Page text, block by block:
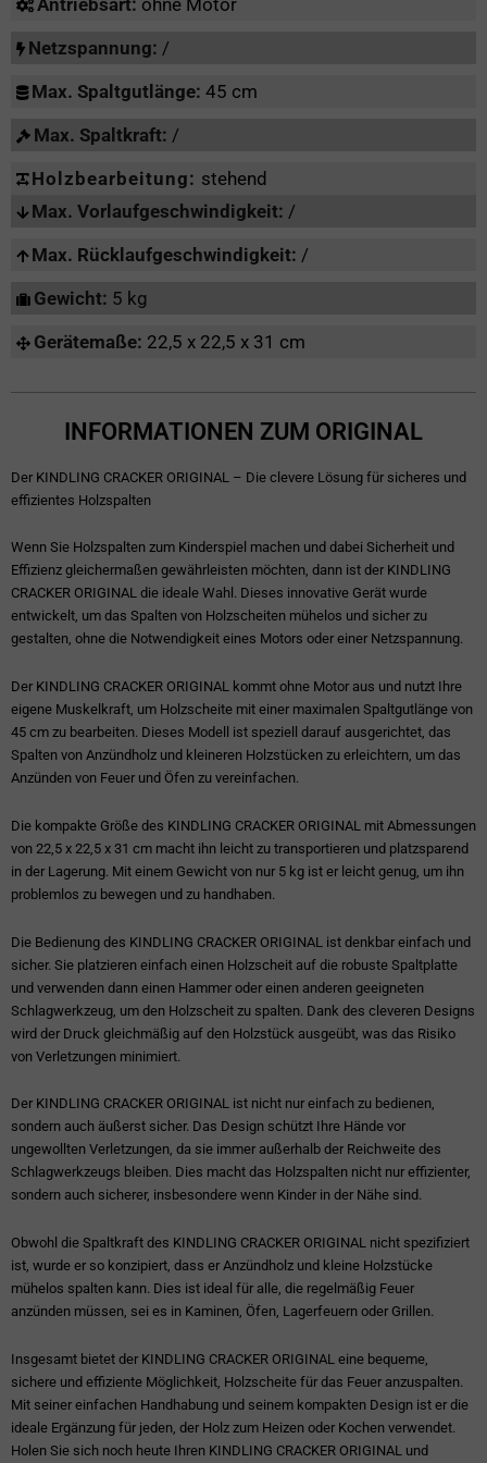
Netzspannung: /
Max. Spaltgutlänge: 45 cm
Max. Spaltkraft: /
Holzbearbeitung: stehend
Max. Vorlaufgeschwindigkeit: /
Max. Rücklaufgeschwindigkeit: /
Gewicht: 5 kg
Gerätemaße: 22,5 x 22,5 x 31 cm
INFORMATIONEN ZUM ORIGINAL
Der KINDLING CRACKER ORIGINAL – Die clevere Lösung für sicheres und
effizientes Holzspalten
Wenn Sie Holzspalten zum Kinderspiel machen und dabei Sicherheit und
Effizienz gleichermaßen gewährleisten möchten, dann ist der KINDLING
CRACKER ORIGINAL die ideale Wahl. Dieses innovative Gerät wurde
entwickelt, um das Spalten von Holzscheiten mühelos und sicher zu
gestalten, ohne die Notwendigkeit eines Motors oder einer Netzspannung.
Der KINDLING CRACKER ORIGINAL kommt ohne Motor aus und nutzt Ihre
eigene Muskelkraft, um Holzscheite mit einer maximalen Spaltgutlänge von
45 cm zu bearbeiten. Dieses Modell ist speziell darauf ausgerichtet, das
Spalten von Anzündholz und kleineren Holzstücken zu erleichtern, um das
Anzünden von Feuer und Öfen zu vereinfachen.
Die kompakte Größe des KINDLING CRACKER ORIGINAL mit Abmessungen
von 22,5 x 22,5 x 31 cm macht ihn leicht zu transportieren und platzsparend
in der Lagerung. Mit einem Gewicht von nur 5 kg ist er leicht genug, um ihn
problemlos zu bewegen und zu handhaben.
Die Bedienung des KINDLING CRACKER ORIGINAL ist denkbar einfach und
sicher. Sie platzieren einfach einen Holzscheit auf die robuste Spaltplatte
und verwenden dann einen Hammer oder einen anderen geeigneten
Schlagwerkzeug, um den Holzscheit zu spalten. Dank des cleveren Designs
wird der Druck gleichmäßig auf den Holzstück ausgeübt, was das Risiko
von Verletzungen minimiert.
Der KINDLING CRACKER ORIGINAL ist nicht nur einfach zu bedienen,
sondern auch äußerst sicher. Das Design schützt Ihre Hände vor
ungewollten Verletzungen, da sie immer außerhalb der Reichweite des
Schlagwerkzeugs bleiben. Dies macht das Holzspalten nicht nur effizienter,
sondern auch sicherer, insbesondere wenn Kinder in der Nähe sind.
Obwohl die Spaltkraft des KINDLING CRACKER ORIGINAL nicht spezifiziert
ist, wurde er so konzipiert, dass er Anzündholz und kleine Holzstücke
mühelos spalten kann. Dies ist ideal für alle, die regelmäßig Feuer
anzünden müssen, sei es in Kaminen, Öfen, Lagerfeuern oder Grillen.
Insgesamt bietet der KINDLING CRACKER ORIGINAL eine bequeme,
sichere und effiziente Möglichkeit, Holzscheite für das Feuer anzuspalten.
Mit seiner einfachen Handhabung und seinem kompakten Design ist er die
ideale Ergänzung für jeden, der Holz zum Heizen oder Kochen verwendet.
Holen Sie sich noch heute Ihren KINDLING CRACKER ORIGINAL und